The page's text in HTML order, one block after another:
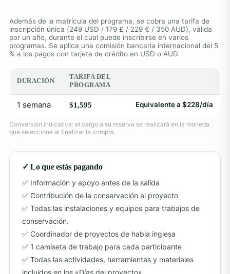
Además de la matrícula del programa, se cobra una tarifa de
inscripción única (249 USD / 179 £ / 229 € / 350 AUD), válida
por un año, durante el cual puede inscribirse en varios
programas. Se aplica una comisión bancaria internacional del 5
% a los pagos con tarjeta de crédito en USD o AUD.
DURACIÓN
TARIFA DEL
PROGRAMA
1 semana $1,595 Equivalente a $228/día
Conversión indicativa: el cargo a su reserva se realizará en la moneda
que seleccione al finalizar la compra.
✓ Lo que estás pagando
Información y apoyo antes de la salida
Contribución de la conservación al proyecto
Todas las instalaciones y equipos para trabajos de
conservación.
Coordinador de proyectos de habla inglesa
1 camiseta de trabajo para cada participante
Todas las actividades, herramientas y materiales
incluidos en los «Días del proyecto»